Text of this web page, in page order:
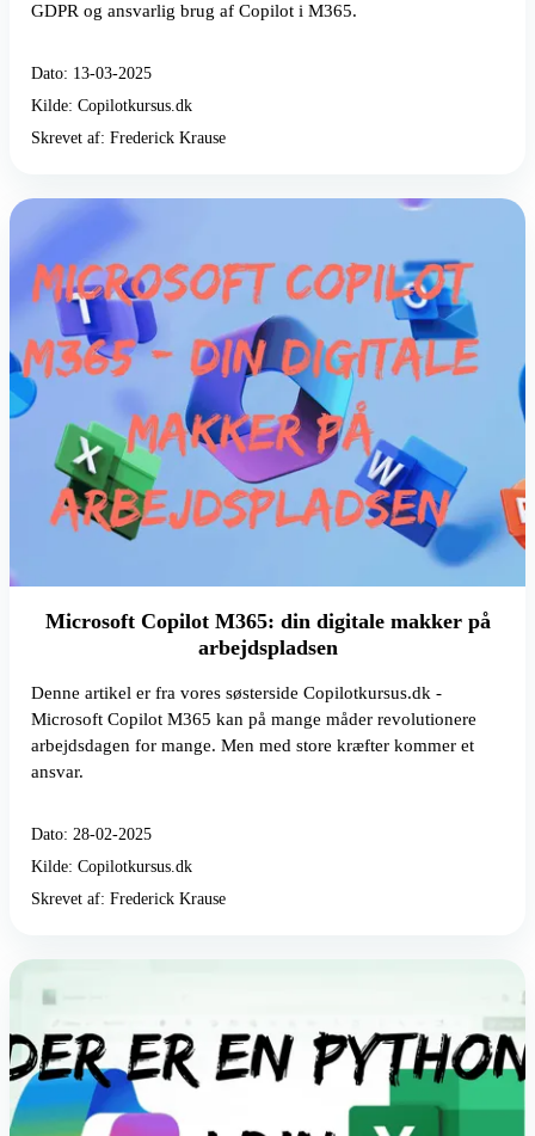
GDPR og ansvarlig brug af Copilot i M365.
Dato: 13-03-2025
Kilde: Copilotkursus.dk
Skrevet af: Frederick Krause
Microsoft Copilot M365: din digitale makker på
arbejdspladsen
Denne artikel er fra vores søsterside Copilotkursus.dk -
Microsoft Copilot M365 kan på mange måder revolutionere
arbejdsdagen for mange. Men med store kræfter kommer et
ansvar.
Dato: 28-02-2025
Kilde: Copilotkursus.dk
Skrevet af: Frederick Krause